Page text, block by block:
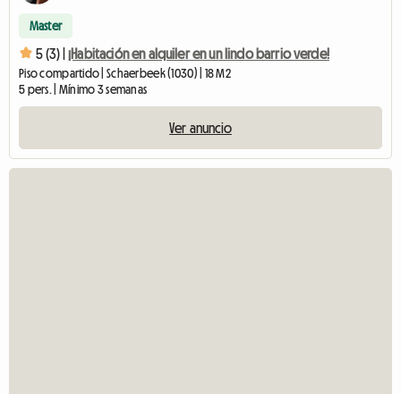
Master
5 (3) | ¡Habitación en alquiler en un lindo barrio verde!
Piso compartido | Schaerbeek (1030) | 18 M2
5 pers. | Mínimo 3 semanas
Ver anuncio